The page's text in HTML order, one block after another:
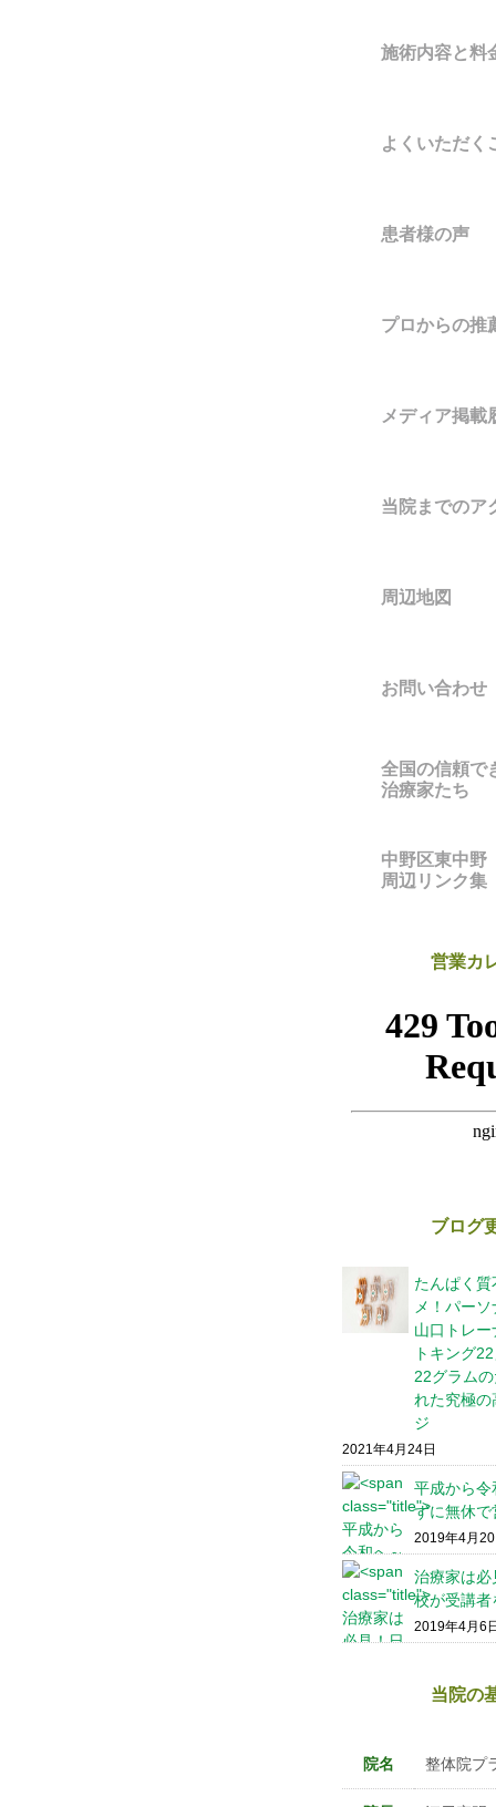
施術内容と料
よくいただく
患者様の声
プロからの推
メディア掲載
当院までのア
周辺地図
お問い合わせ
全国の信頼で
治療家たち
中野区東中野
周辺リンク集
営業カ
ブログ
たんぱく
メ！パー
山口トレ
トキング
22グラム
れた究極の
ジ
2021年4月24日
平成から
ずに無休で
2019年4月
治療家は必
校が受講者
2019年4月6
当院の
院名 整体院プ